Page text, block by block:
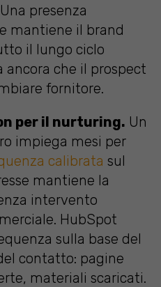
presenza
mantiene il brand
il lungo ciclo
ancora che il prospect
fornitore.
per il nurturing. Un
impiega mesi per
calibrata sul
mantiene la
intervento
HubSpot
sulla base del
contatto: pagine
materiali scaricati.